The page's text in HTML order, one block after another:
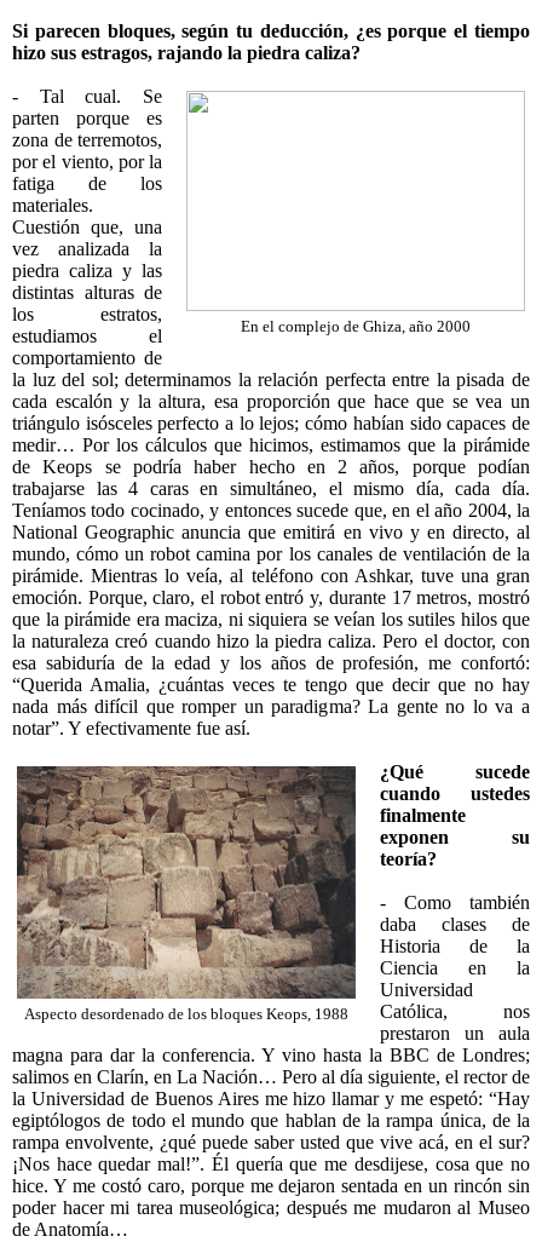
Si parecen bloques, según tu deducción, ¿es porque el tiempo
hizo sus estragos, rajando la piedra caliza?
En el complejo de Ghiza, año 2000
- Tal cual. Se
parten porque es
zona de terremotos,
por el viento, por la
fatiga de los
materiales.
Cuestión que, una
vez analizada la
piedra caliza y las
distintas alturas de
los estratos,
estudiamos el
comportamiento de
la luz del sol; determinamos la relación perfecta entre la pisada de
cada escalón y la altura, esa proporción que hace que se vea un
triángulo isósceles perfecto a lo lejos; cómo habían sido capaces de
medir… Por los cálculos que hicimos, estimamos que la pirámide
de Keops se podría haber hecho en 2 años, porque podían
trabajarse las 4 caras en simultáneo, el mismo día, cada día.
Teníamos todo cocinado, y entonces sucede que, en el año 2004, la
National Geographic anuncia que emitirá en vivo y en directo, al
mundo, cómo un robot camina por los canales de ventilación de la
pirámide. Mientras lo veía, al teléfono con Ashkar, tuve una gran
emoción. Porque, claro, el robot entró y, durante 17 metros, mostró
que la pirámide era maciza, ni siquiera se veían los sutiles hilos que
la naturaleza creó cuando hizo la piedra caliza. Pero el doctor, con
esa sabiduría de la edad y los años de profesión, me confortó:
“Querida Amalia, ¿cuántas veces te tengo que decir que no hay
nada más difícil que romper un paradigma? La gente no lo va a
notar”. Y efectivamente fue así.
Aspecto desordenado de los bloques Keops, 1988
¿Qué sucede
cuando ustedes
finalmente
exponen su
teoría?
- Como también
daba clases de
Historia de la
Ciencia en la
Universidad
Católica, nos
prestaron un aula
magna para dar la conferencia. Y vino hasta la BBC de Londres;
salimos en Clarín, en La Nación… Pero al día siguiente, el rector de
la Universidad de Buenos Aires me hizo llamar y me espetó: “Hay
egiptólogos de todo el mundo que hablan de la rampa única, de la
rampa envolvente, ¿qué puede saber usted que vive acá, en el sur?
¡Nos hace quedar mal!”. Él quería que me desdijese, cosa que no
hice. Y me costó caro, porque me dejaron sentada en un rincón sin
poder hacer mi tarea museológica; después me mudaron al Museo
de Anatomía…